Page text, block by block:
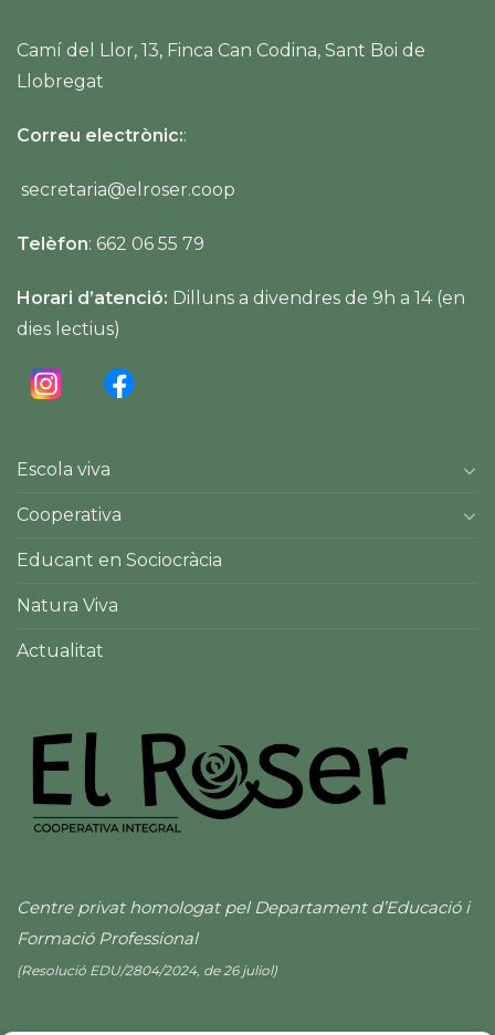
Camí del Llor, 13, Finca Can Codina, Sant Boi de
Llobregat
Correu electrònic::
secretaria@elroser.coop
Telèfon: 662 06 55 79
Horari d’atenció: Dilluns a divendres de 9h a 14 (en
dies lectius)
Escola viva
Cooperativa
Educant en Sociocràcia
Natura Viva
Actualitat
Centre privat homologat pel Departament d’Educació i
Formació Professional
(Resolució EDU/2804/2024, de 26 juliol)